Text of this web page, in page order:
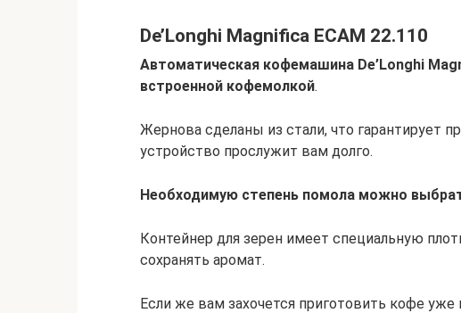
De’Longhi Magnifica ECAM 22.110
Автоматическая кофемашина De’Longhi
встроенной кофемолкой.
Жернова сделаны из стали, что гарантирует
устройство прослужит вам долго.
Необходимую степень помола можно
Контейнер для зерен имеет специальную
сохранять аромат.
Если же вам захочется приготовить кофе